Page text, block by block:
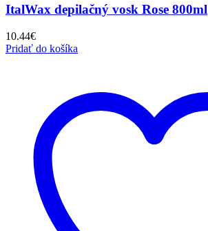
ItalWax depilačný vosk Rose 800ml
10.44€
Pridať do košíka